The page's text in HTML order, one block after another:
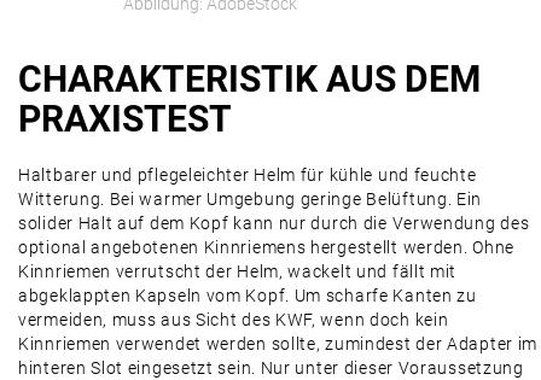
Abbildung: AdobeStock
CHARAKTERISTIK AUS DEM
PRAXISTEST
Haltbarer und pflegeleichter Helm für kühle und feuchte
Witterung. Bei warmer Umgebung geringe Belüftung. Ein
solider Halt auf dem Kopf kann nur durch die Verwendung des
optional angebotenen Kinnriemens hergestellt werden. Ohne
Kinnriemen verrutscht der Helm, wackelt und fällt mit
abgeklappten Kapseln vom Kopf. Um scharfe Kanten zu
vermeiden, muss aus Sicht des KWF, wenn doch kein
Kinnriemen verwendet werden sollte, zumindest der Adapter im
hinteren Slot eingesetzt sein. Nur unter dieser Voraussetzung